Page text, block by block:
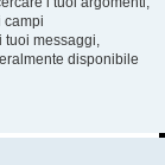
campi
messaggi,
disponibile